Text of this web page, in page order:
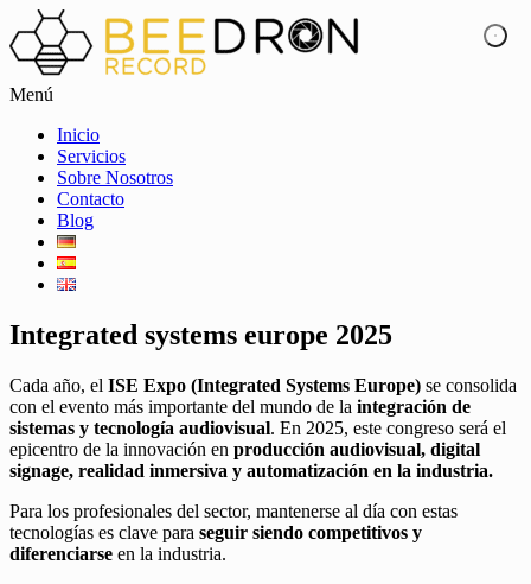
Menú
Inicio
Servicios
Sobre Nosotros
Contacto
Blog
Integrated systems europe 2025
Cada año, el ISE Expo (Integrated Systems Europe) se consolida
con el evento más importante del mundo de la integración de
sistemas y tecnología audiovisual. En 2025, este congreso será el
epicentro de la innovación en producción audiovisual, digital
signage, realidad inmersiva y automatización en la industria.
Para los profesionales del sector, mantenerse al día con estas
tecnologías es clave para seguir siendo competitivos y
diferenciarse en la industria.